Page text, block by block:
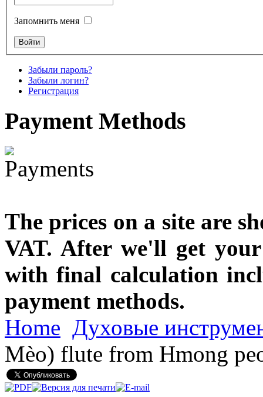
€790.00
Вы экономите: €79.00
Запомнить меня
Забыли пароль?
Забыли логин?
Регистрация
PaymentMethods
The prices on a site are
VAT. After we'll get
with final calculation
payment methods.
Home Духовые
Mèo) flute from Hmong